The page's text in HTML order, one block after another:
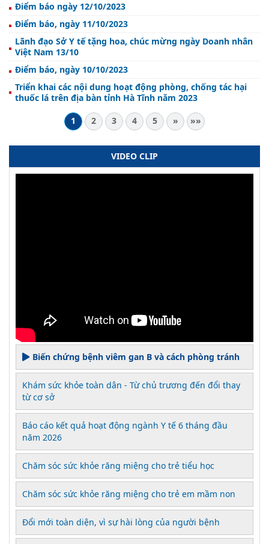
Điểm báo ngày 12/10/2023
Điểm báo, ngày 11/10/2023
Lãnh đạo Sở Y tế tặng hoa, chúc mừng ngày Doanh nhân
Việt Nam 13/10
Điểm báo, ngày 10/10/2023
Triển khai các nội dung hoạt động phòng, chống tác hại
thuốc lá trên địa bàn tỉnh Hà Tĩnh năm 2023
1
2 3 4 5 » »»
VIDEO CLIP
Biến chứng bệnh viêm gan B và cách phòng tránh
Khám sức khỏe toàn dân - Từ chủ trương đến đổi thay
từ cơ sở
Báo cáo kết quả hoạt động ngành Y tế 6 tháng đầu
năm 2026
Chăm sóc sức khỏe răng miệng cho trẻ tiểu học
Chăm sóc sức khỏe răng miệng cho trẻ em mầm non
Đổi mới toàn diện, vì sự hài lòng của người bệnh